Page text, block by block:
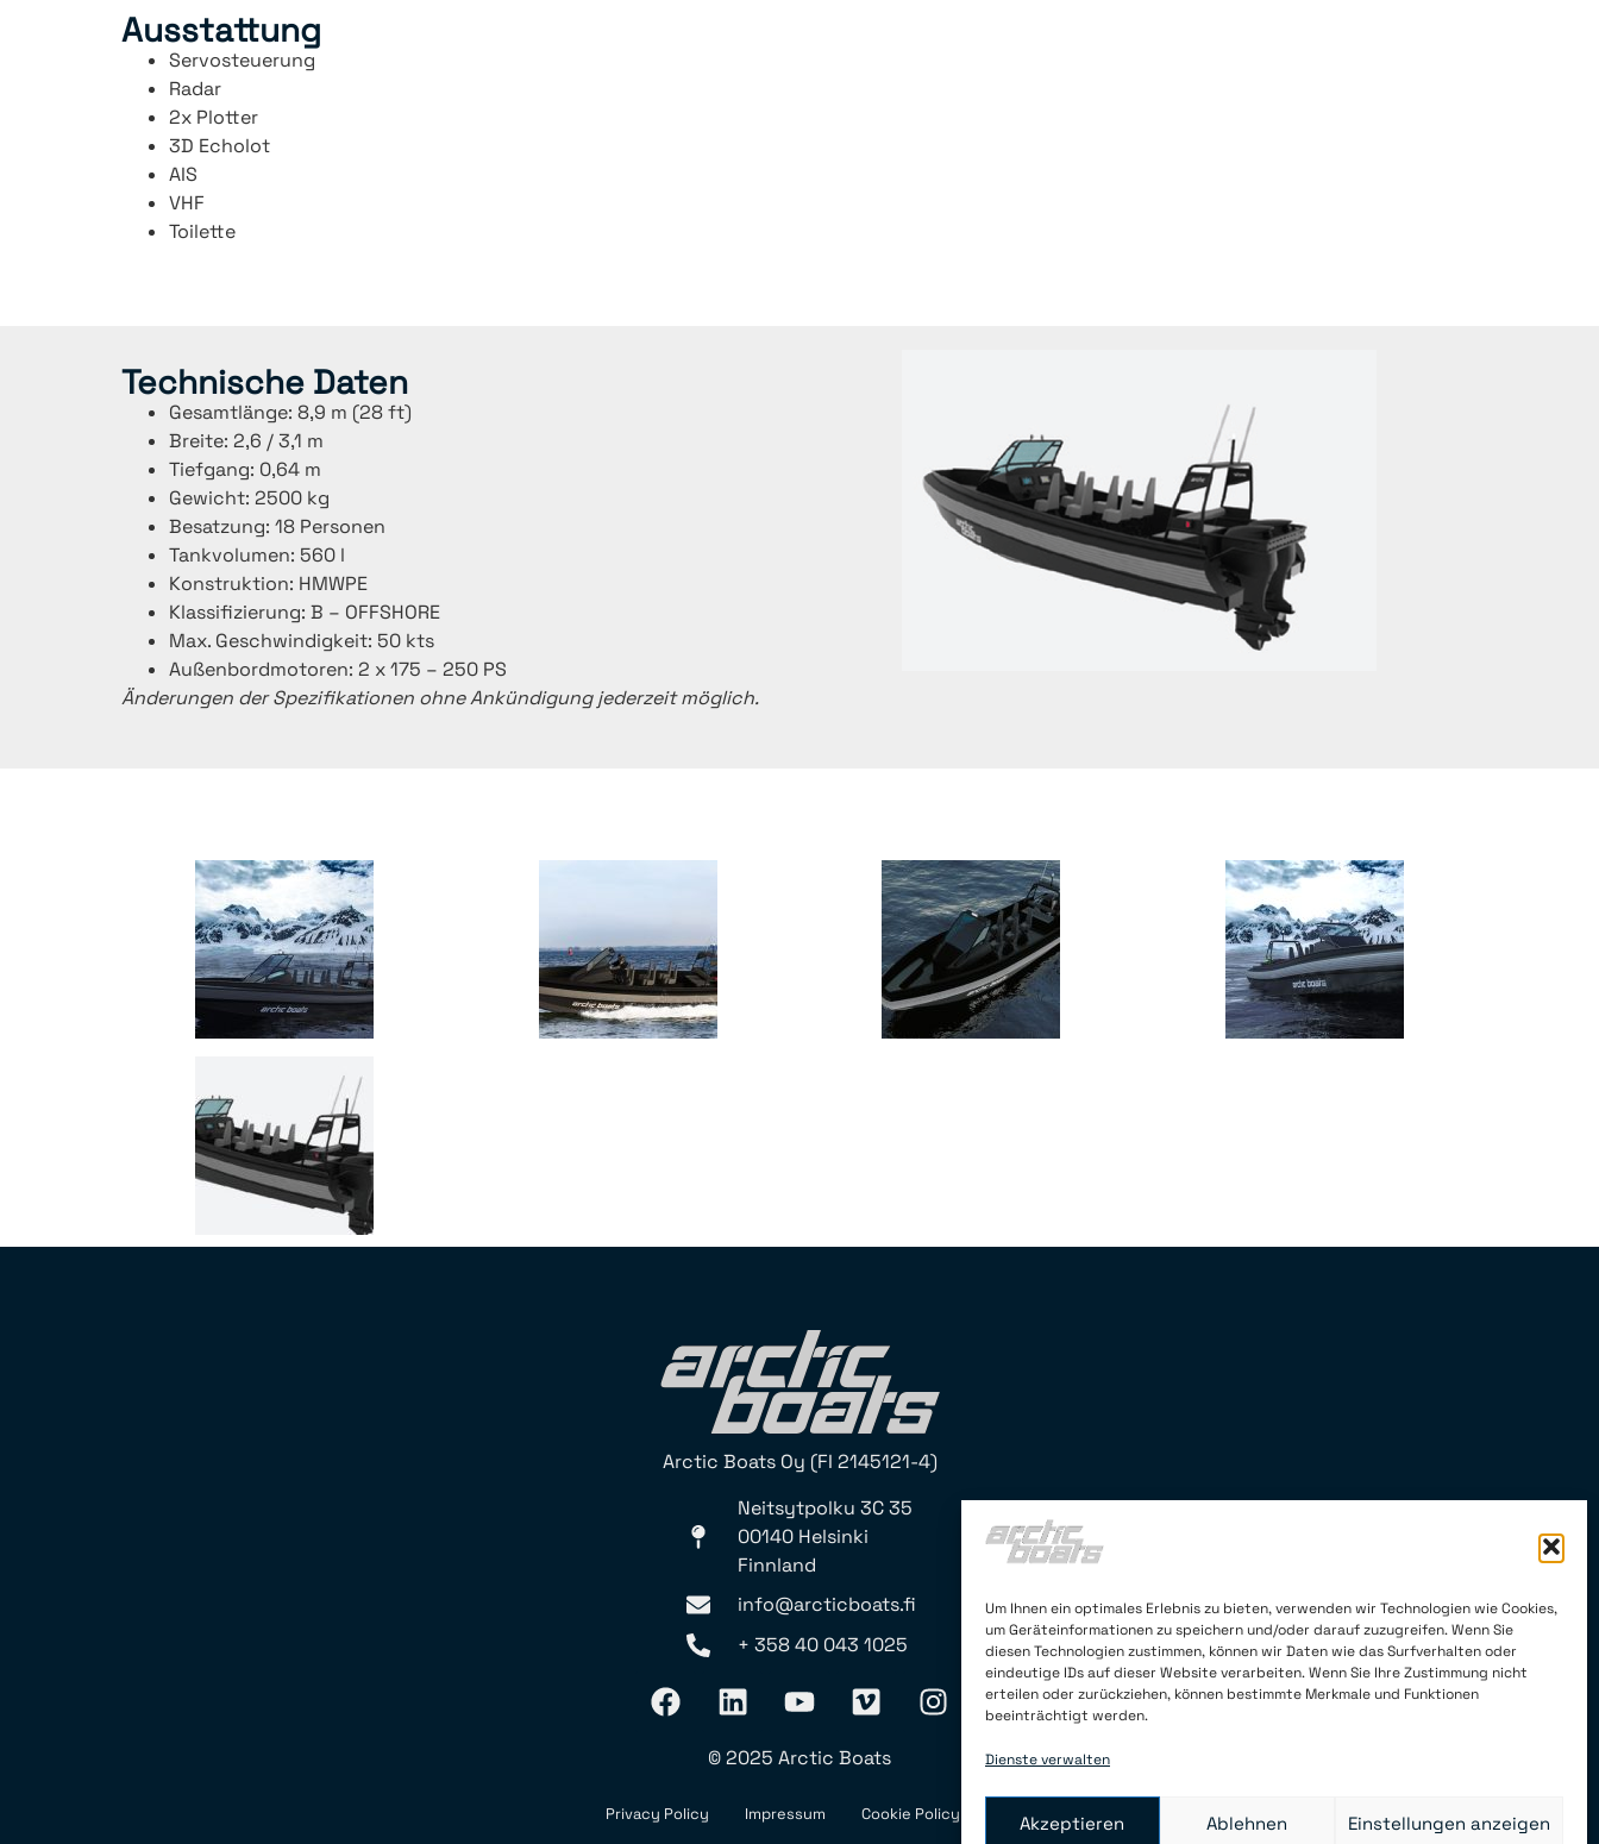
Um Ihnen ein optimales Erlebnis zu bieten, verwenden wir Technologien wie Cookies,
um Geräteinformationen zu speichern und/oder darauf zuzugreifen. Wenn Sie
diesen Technologien zustimmen, können wir Daten wie das Surfverhalten oder
eindeutige IDs auf dieser Website verarbeiten. Wenn Sie Ihre Zustimmung nicht
erteilen oder zurückziehen, können bestimmte Merkmale und Funktionen
beeinträchtigt werden.
Dienste verwalten
Akzeptieren Ablehnen Einstellungen anzeigen
Ausstattung
Servosteuerung
Radar
2x Plotter
3D Echolot
AIS
VHF
Toilette
Technische Daten
Gesamtlänge: 8,9 m (28 ft)
Breite: 2,6 / 3,1 m
Tiefgang: 0,64 m
Gewicht: 2500 kg
Besatzung: 18 Personen
Tankvolumen: 560 l
Konstruktion: HMWPE
Klassifizierung: B – OFFSHORE
Max. Geschwindigkeit: 50 kts
Außenbordmotoren: 2 x 175 – 250 PS
Änderungen der Spezifikationen ohne Ankündigung jederzeit möglich.
Arctic Boats Oy (FI 2145121-4)
Neitsytpolku 3C 35
00140 Helsinki
Finnland
info@arcticboats.fi
+ 358 40 043 1025
© 2025 Arctic Boats
Privacy Policy Impressum Cookie Policy (EU)